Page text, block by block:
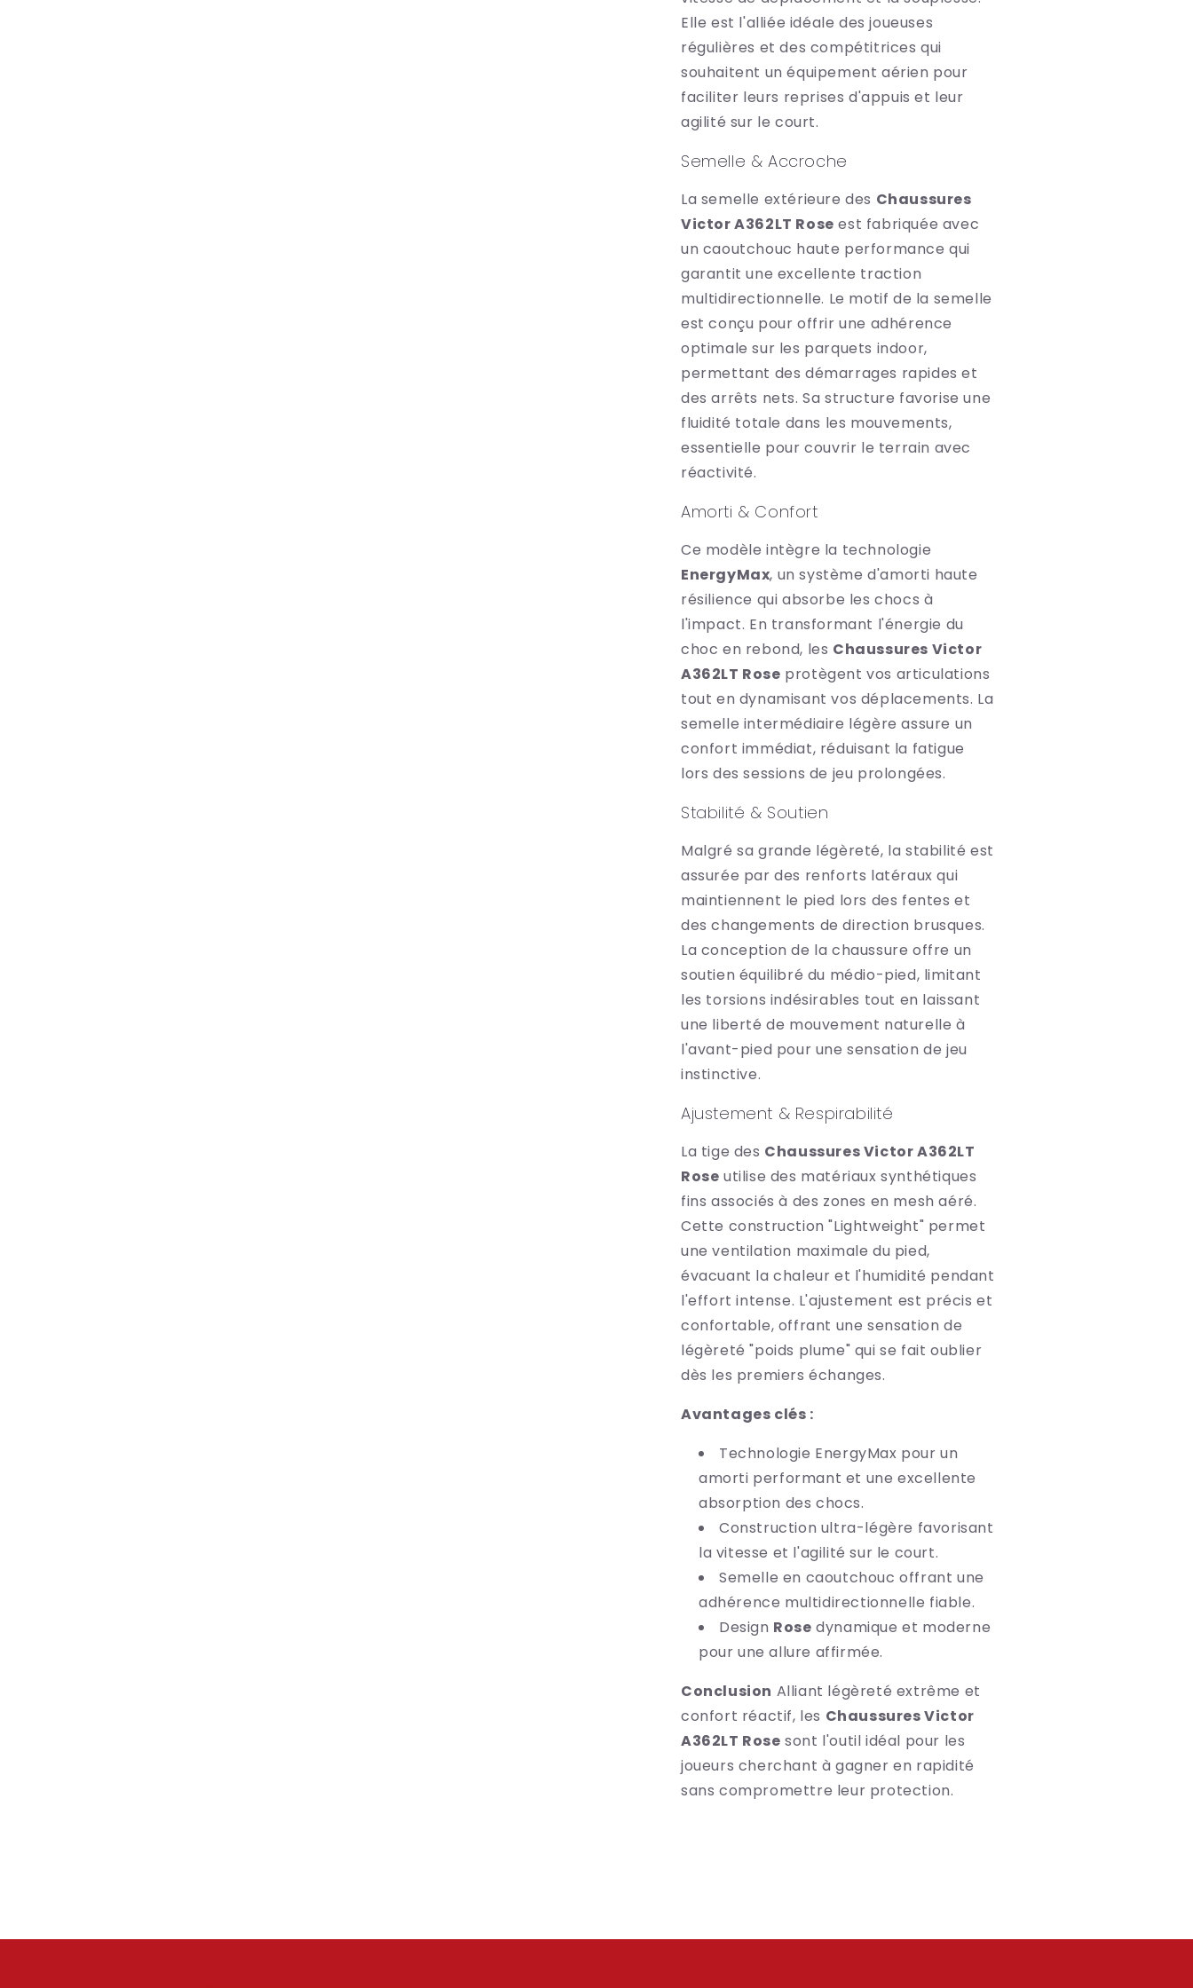
Elle est l'alliée idéale des joueuses
régulières et des compétitrices qui
souhaitent un équipement aérien pour
faciliter leurs reprises d'appuis et leur
agilité sur le court.
Semelle & Accroche
La semelle extérieure des Chaussures
Victor A362LT Rose est fabriquée avec
un caoutchouc haute performance qui
garantit une excellente traction
multidirectionnelle. Le motif de la semelle
est conçu pour offrir une adhérence
optimale sur les parquets indoor,
permettant des démarrages rapides et
des arrêts nets. Sa structure favorise une
fluidité totale dans les mouvements,
essentielle pour couvrir le terrain avec
réactivité.
Amorti & Confort
Ce modèle intègre la technologie
EnergyMax, un système d'amorti haute
résilience qui absorbe les chocs à
l'impact. En transformant l'énergie du
choc en rebond, les Chaussures Victor
A362LT Rose protègent vos articulations
tout en dynamisant vos déplacements. La
semelle intermédiaire légère assure un
confort immédiat, réduisant la fatigue
lors des sessions de jeu prolongées.
Stabilité & Soutien
Malgré sa grande légèreté, la stabilité est
assurée par des renforts latéraux qui
maintiennent le pied lors des fentes et
des changements de direction brusques.
La conception de la chaussure offre un
soutien équilibré du médio-pied, limitant
les torsions indésirables tout en laissant
une liberté de mouvement naturelle à
l'avant-pied pour une sensation de jeu
instinctive.
Ajustement & Respirabilité
La tige des Chaussures Victor A362LT
Rose utilise des matériaux synthétiques
fins associés à des zones en mesh aéré.
Cette construction "Lightweight" permet
une ventilation maximale du pied,
évacuant la chaleur et l'humidité pendant
l'effort intense. L'ajustement est précis et
confortable, offrant une sensation de
légèreté "poids plume" qui se fait oublier
dès les premiers échanges.
Avantages clés :
Technologie EnergyMax pour un
amorti performant et une excellente
absorption des chocs.
Construction ultra-légère favorisant
la vitesse et l'agilité sur le court.
Semelle en caoutchouc offrant une
adhérence multidirectionnelle fiable.
Design Rose dynamique et moderne
pour une allure affirmée.
Conclusion Alliant légèreté extrême et
confort réactif, les Chaussures Victor
A362LT Rose sont l'outil idéal pour les
joueurs cherchant à gagner en rapidité
sans compromettre leur protection.